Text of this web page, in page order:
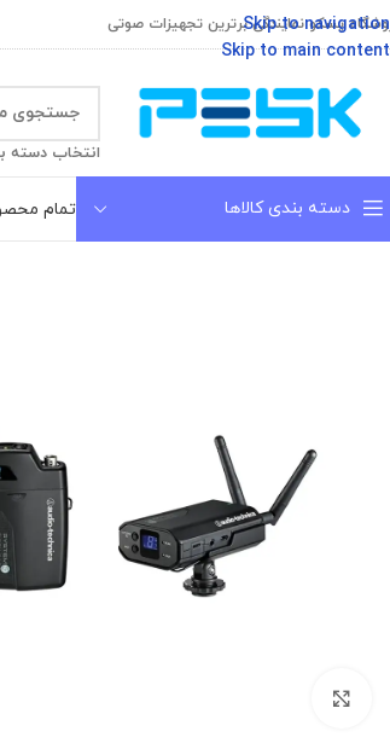
Skip to navigation
Skip to main content
پسکو نمایندگی برترین تجهیزات صوتی
انتخاب دسته
دسته بندی کالاها تمام